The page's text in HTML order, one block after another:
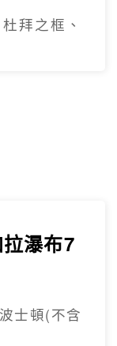
拜之框、
拉瀑布7
士頓(不含